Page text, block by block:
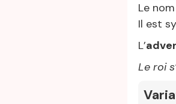
Le nom
Il est
L’
Le roi